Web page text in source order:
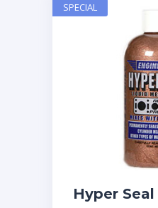
Hyper Seal
SPECIAL